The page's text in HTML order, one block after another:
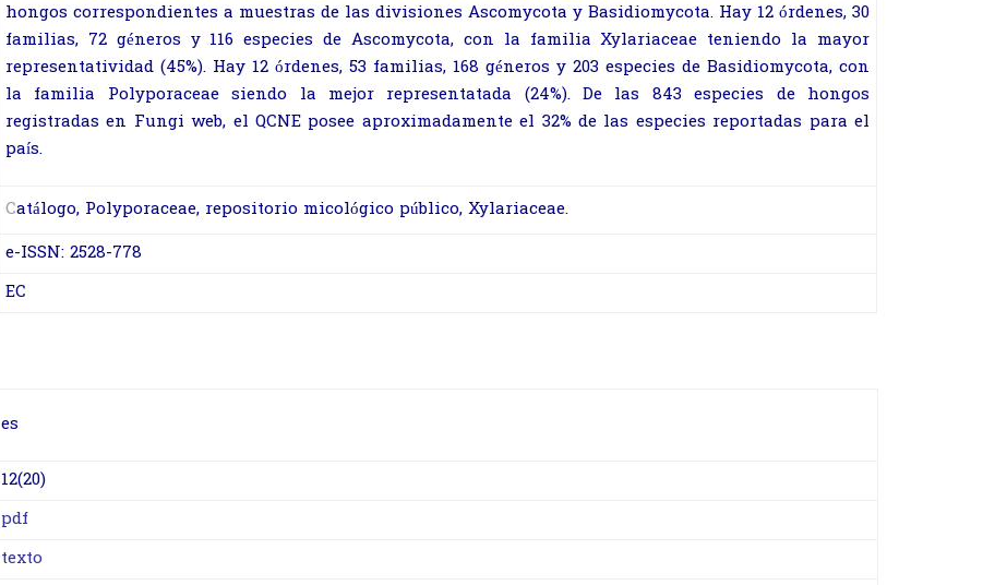
hongos correspondientes a muestras de las divisiones Ascomycota y Basidiomycota. Hay 12 órdenes, 30
familias, 72 géneros y 116 especies de Ascomycota, con la familiaXylariaceae teniendo la mayor
representatividad (45%). Hay 12 órdenes, 53 familias, 168 géneros y 203 especies de Basidiomycota, con
la familia Polyporaceae siendo la mejor representatada (24%). De las 843 especies de hongos
registradas en Fungi web, el QCNE posee aproximadamente el 32% de las especies reportadas para el
país.
Catálogo, Polyporaceae, repositorio micológico público, Xylariaceae.
e-ISSN: 2528-778
EC
es
12(20)
pdf
texto